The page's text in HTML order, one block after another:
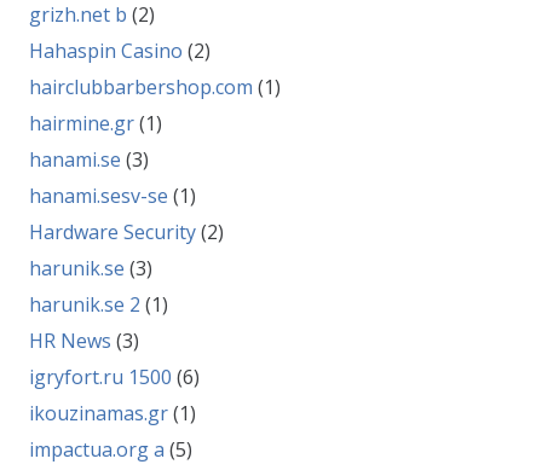
grizh.net b (2)
Hahaspin Casino (2)
hairclubbarbershop.com (1)
hairmine.gr(1)
hanami.se (3)
hanami.sesv-se (1)
Hardware Security(2)
harunik.se (3)
harunik.se 2 (1)
HR News (3)
igryfort.ru 1500 (6)
ikouzinamas.gr(1)
impactua.org a (5)